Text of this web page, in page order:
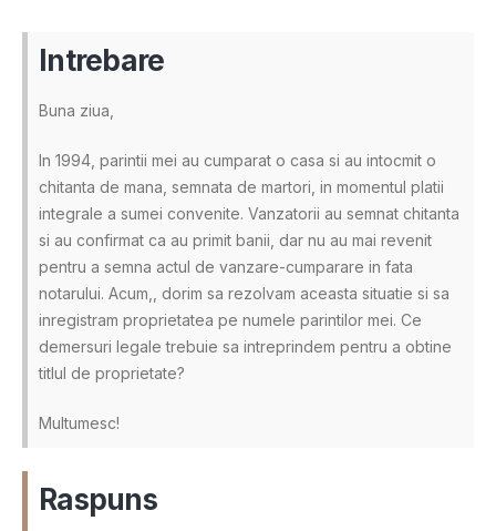
Intrebare
Buna ziua,
In 1994, parintii mei au cumparat o casa si au intocmit o
chitanta de mana, semnata de martori, in momentul platii
integrale a sumei convenite. Vanzatorii au semnat chitanta
si au confirmat ca au primit banii, dar nu au mai revenit
pentru a semna actul de vanzare-cumparare in fata
notarului. Acum,, dorim sa rezolvam aceasta situatie si sa
inregistram proprietatea pe numele parintilor mei. Ce
demersuri legale trebuie sa intreprindem pentru a obtine
titlul de proprietate?
Multumesc!
Raspuns